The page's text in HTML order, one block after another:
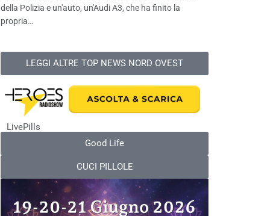
della Polizia e un'auto, un'Audi A3, che ha finito la
propria…
LEGGI ALTRE TOP NEWS NORD OVEST
LivePills
Good Life
CUCI PILLOLE